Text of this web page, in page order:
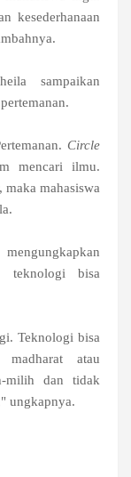
kesederhanaan
sampaikan
pertemanan.
Circle
mencari ilmu.
maka mahasiswa
teknologi bisa
Teknologi bisa
atau
milih dan tidak
ungkapnya.